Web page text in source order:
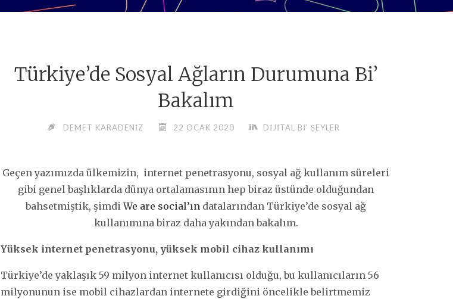
Türkiye’de Sosyal Ağların Durumuna Bi’
Bakalım
DEMET KARADENIZ 22 OCAK 2020 DIJITAL BI’ ŞEYLER
Geçen yazımızda ülkemizin, internet penetrasyonu, sosyal ağ kullanım süreleri
gibi genel başlıklarda dünya ortalamasının hep biraz üstünde olduğundan
bahsetmiştik, şimdiWe are social’ın datalarından Türkiye’de sosyal ağ
kullanımına biraz daha yakından bakalım.
Yüksek internet penetrasyonu, yüksek mobil cihaz kullanımı
Türkiye’de yaklaşık 59 milyon internet kullanıcısı olduğu, bu kullanıcıların 56
milyonunun ise mobil cihazlardan internete girdiğini öncelikle belirtmemiz